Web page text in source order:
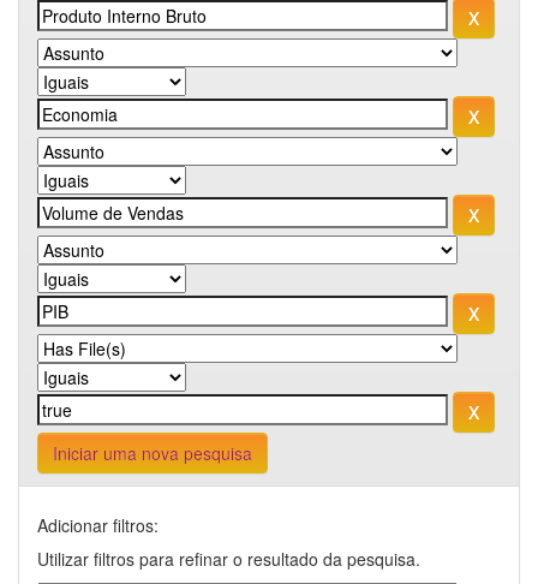
Iniciar uma nova pesquisa
Adicionar filtros:
Utilizar filtros para refinar o resultado da pesquisa.